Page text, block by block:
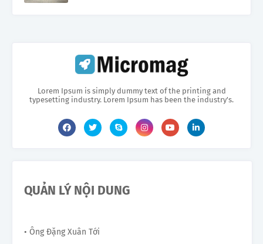
Lorem Ipsum is simply dummy text of the printing and
typesetting industry. Lorem Ipsum has been the industry's.
QUẢN LÝ NỘI DUNG
• Ông Đặng Xuân Tới